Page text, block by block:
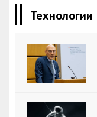
Технологии